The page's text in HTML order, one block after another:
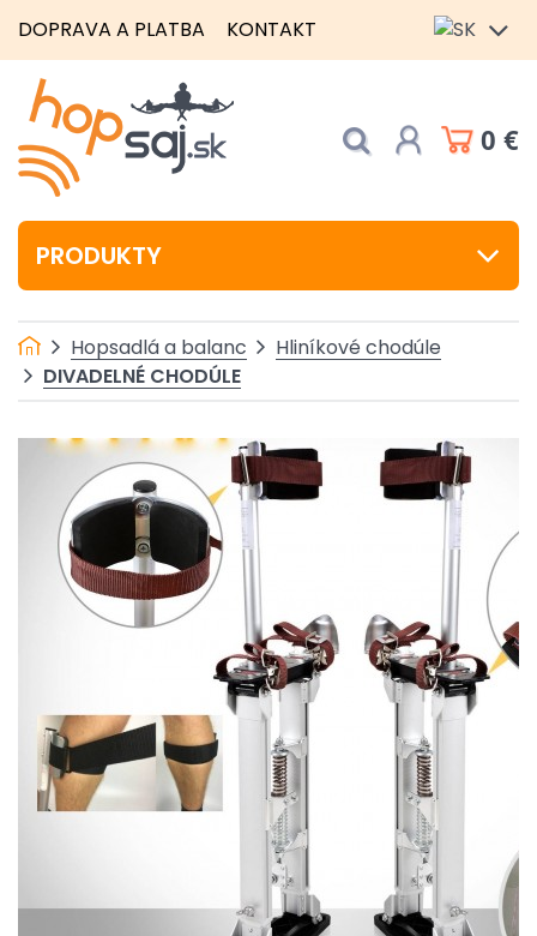
DOPRAVA A PLATBA KONTAKT
0 €
PRODUKTY
Hopsadlá a balanc
Hliníkové chodúle
DIVADELNÉ CHODÚLE